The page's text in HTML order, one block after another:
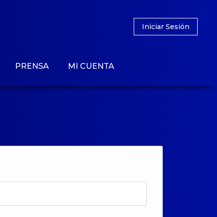
Iniciar Sesión
PRENSA MI CUENTA